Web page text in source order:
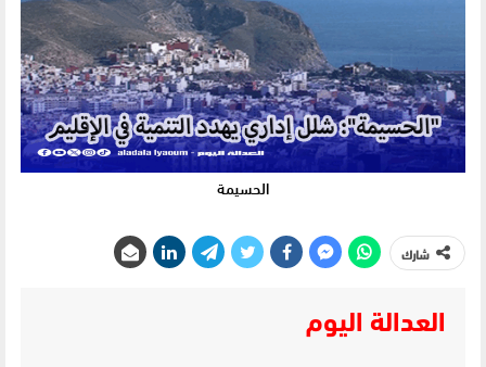
الحسيمة
شارك
العدالة اليوم